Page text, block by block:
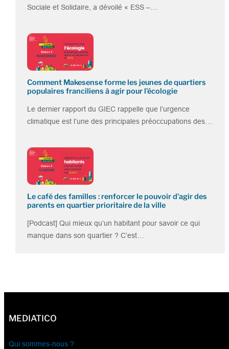
Sociale et Solidaire, a dévoilé « ESS –…
Comment Makesense forme les jeunes de quartiers
populaires franciliens à agir pour l’écologie
Le dernier rapport du GIEC rappelle que l’urgence
climatique est l’une des principales préoccupations des…
Le café des familles : renforcer le pouvoir d’agir des
parents en quartier prioritaire de la ville
[Podcast] Qui mieux qu’un habitant pour savoir ce qui
manque dans son quartier ? C’est…
MEDIATICO
Qui sommes-nous ?